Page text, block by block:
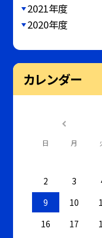
2021年度
2020年度
カレンダー
日 月
2
3
9
10
16
17